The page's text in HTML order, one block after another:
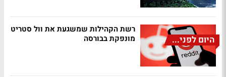
היום לפני...
רשת הקהילות שמשגעת את וול סטריט
מונפקת בבורסה